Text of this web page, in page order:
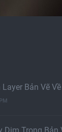
Layer Bản Vẽ